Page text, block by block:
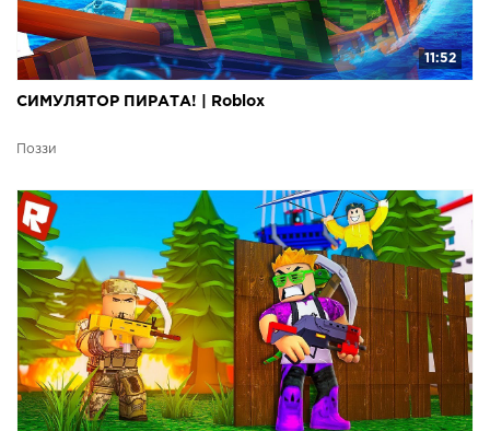
11:52
СИМУЛЯТОР ПИРАТА! | Roblox
Поззи